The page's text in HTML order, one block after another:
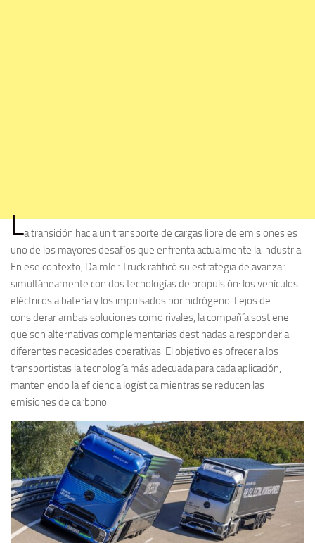
La transición hacia un transporte de cargas libre de emisiones es
uno de los mayores desafíos que enfrenta actualmente la industria.
En ese contexto, Daimler Truck ratificó su estrategia de avanzar
simultáneamente con dos tecnologías de propulsión: los vehículos
eléctricos a batería y los impulsados por hidrógeno. Lejos de
considerar ambas soluciones como rivales, la compañía sostiene
que son alternativas complementarias destinadas a responder a
diferentes necesidades operativas. El objetivo es ofrecer a los
transportistas la tecnología más adecuada para cada aplicación,
manteniendo la eficiencia logística mientras se reducen las
emisiones de carbono.